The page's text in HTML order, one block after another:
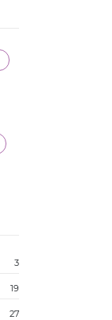
3
19
27